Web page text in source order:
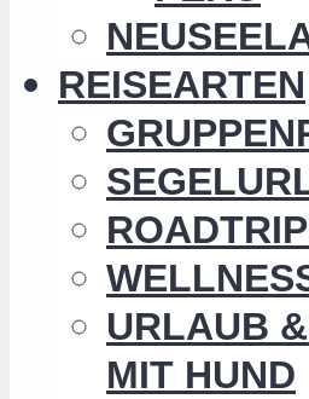
REISEARTEN
URLAUB
MIT HUND